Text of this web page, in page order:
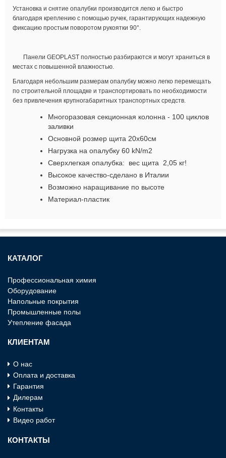
Установка и снятие опалубки производится легко и быстро
благодаря креплению с помощью ручек, гарантирующих надежную
фиксацию простым поворотом рукоятки 90°.
Панели GEOPLAST полностью разбираются и могут храниться в
местах с повышенной влажностью.
Благодаря небольшим размерам опалубку можно легко перемещать
по строительной площадке и транспортировать по необходимости
без привлечения крупногабаритных транспортных средств.
Многоразовая секционная колонна - 100 циклов
заливки
Основной розмер щита 20х60см
Нагрузка на опалубку 60 kN/m2
Сверхлегкая опалубка: вес щита 2,05 кг!
Высокое качество-сделано в Италии
Возможно наращивание по высоте
Материал-пластик
КАТАЛОГ
Профессиональная химия
Оборудование
Напольные покрытия
Промышленные полы
Утепление фасада
КЛИЕНТАМ
О нас
Оплата и доставка
Гарантия
Дилерам
Контакты
Видео работ
КОНТАКТЫ